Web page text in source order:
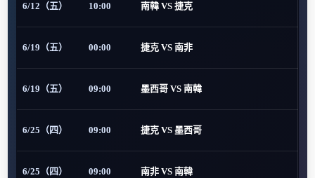
6/12（五） 10:00 南韓 VS 捷克
6/19（五） 00:00 捷克 VS 南非
6/19（五） 09:00 墨西哥 VS 南韓
6/25（四） 09:00 捷克 VS 墨西哥
6/25（四） 09:00 南非 VS 南韓